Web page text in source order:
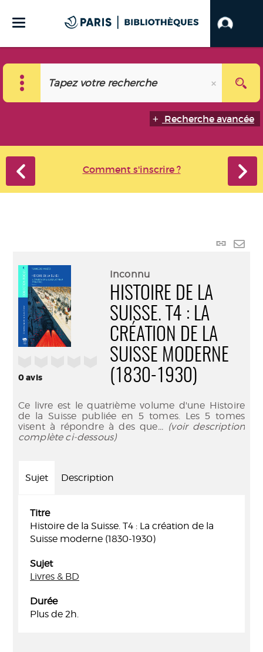
Recherche avancée
Comment s'inscrire ?
Lien
0avis
Inconnu
HISTOIRE DE LA
SUISSE. T4 : LA
CRÉATION DE LA
SUISSE MODERNE
(1830-1930)
Ce livre est le quatrième volume d'une Histoire
de la Suisse publiée en 5 tomes. Les 5 tomes
visent à répondre à des que... (voir description
complète ci-dessous)
Sujet Description
Titre
Histoire de la Suisse. T4 : La création de la
Suisse moderne (1830-1930)
Sujet
Livres & BD
Durée
Plus de 2h.